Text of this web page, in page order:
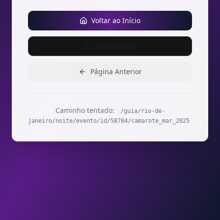
Voltar ao Início
Página Anterior
Caminho tentado:
/guia/rio-de-
janeiro/noite/evento/id/58784/camarote_mar_2025